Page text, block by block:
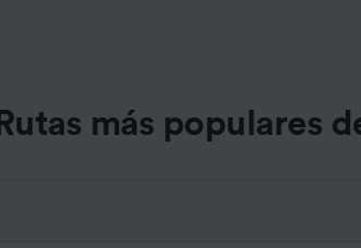
Rutas más populares
Lista de asociados (proveedores)